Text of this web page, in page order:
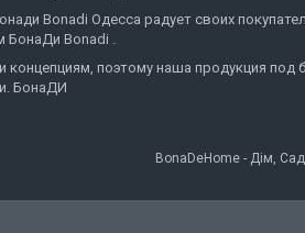
Bonadi Одесса радует своих
БонаДи Bonadi .
поэтому наша продукция под
БонаДИ